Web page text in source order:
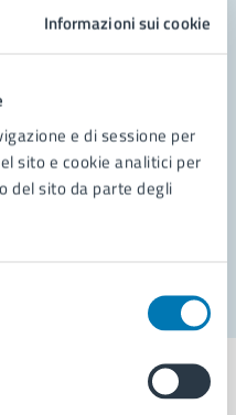
Informazioni sui cookie
e di sessione per
sito e cookie analitici per
del sito da parte degli